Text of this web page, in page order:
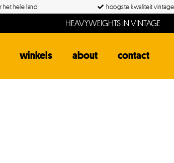
het hele land hoogste kwaliteit vintage
HEAVYWEIGHTS IN VINTAGE
winkels about contact